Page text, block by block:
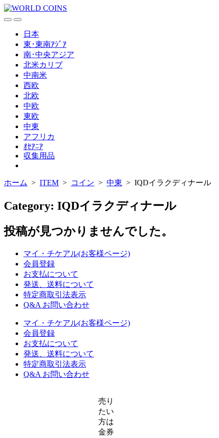
コ
ン
検
メ
ニ
日本
東･東南ｱｼﾞｱ
南･中央アジア
北米カリブ
中南米
西欧
北欧
中欧
東欧
中東
アフリカ
ｵｾｱﾆｱ
収集用品
ュ
閉
る
ホーム > ITEM > コイン > 中東 > IQDイラクディナール
Category: IQDイラクディナール
投稿が見つかりませんでした。
マイ・チケアル(お客様ページ)
会員登録
お支払について
発送、送料について
特定商取引法表示
Q&A お問い合わせ
マイ・チケアル(お客様ページ)
会員登録
お支払について
発送、送料について
特定商取引法表示
Q&A お問い合わせ
売り
たい
方は
金券